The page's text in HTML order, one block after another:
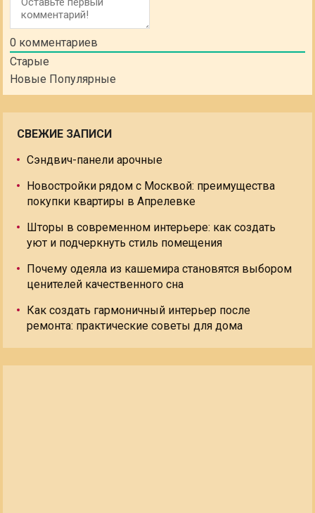
0 комментариев
Старые
Новые Популярные
СВЕЖИЕ ЗАПИСИ
Сэндвич-панели арочные
Новостройки рядом с Москвой: преимущества
покупки квартиры в Апрелевке
Шторы в современном интерьере: как создать
уют и подчеркнуть стиль помещения
Почему одеяла из кашемира становятся выбором
ценителей качественного сна
Как создать гармоничный интерьер после
ремонта: практические советы для дома